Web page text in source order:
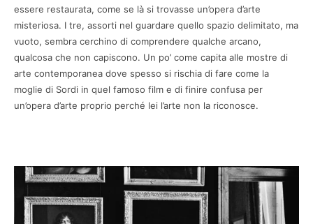
essere restaurata, come se là si trovasse un’opera d’arte
misteriosa. I tre, assorti nel guardare quello spazio delimitato, ma
vuoto, sembra cerchino di comprendere qualche arcano,
qualcosa che non capiscono. Un po’ come capita alle mostre di
arte contemporanea dove spesso si rischia di fare come la
moglie di Sordi in quel famoso film e di finire confusa per
un’opera d’arte proprio perché lei l’arte non la riconosce.